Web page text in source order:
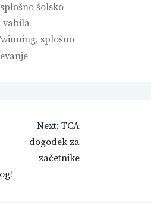
splošno šolsko
vabila
, splošno
Next: TCA
dogodek za
začetnike